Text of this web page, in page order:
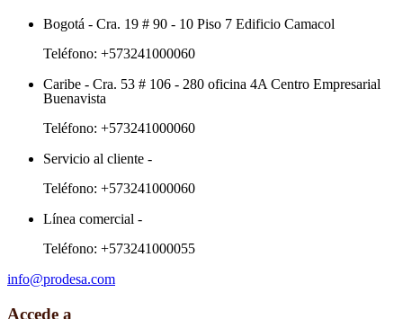
Bogotá - Cra. 19 # 90 - 10 Piso 7 Edificio Camacol
Teléfono: +573241000060
Caribe - Cra. 53 # 106 - 280 oficina 4A Centro Empresarial
Buenavista
Teléfono: +573241000060
Servicio al cliente -
Teléfono: +573241000060
Línea comercial -
Teléfono: +573241000055
info@prodesa.com
Accede a